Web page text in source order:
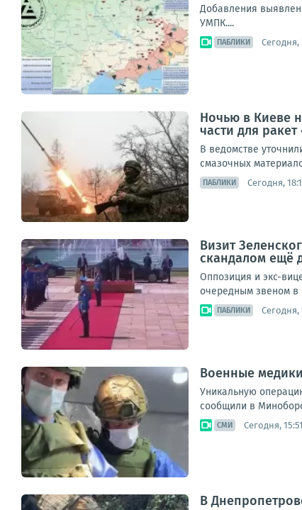
Добавления
УМПК....
ПАБЛИКИ Сегодня,
Ночью в Киеве
части для
В ведомстве
смазочных
ПАБЛИКИ Сегодня,
Визит
скандалом ещё
Оппозиция и экс-
очередным звеном в
ПАБЛИКИ Сегодня,
Военные
Уникальную
сообщили в
СМИ Сегодня, 15:51
В